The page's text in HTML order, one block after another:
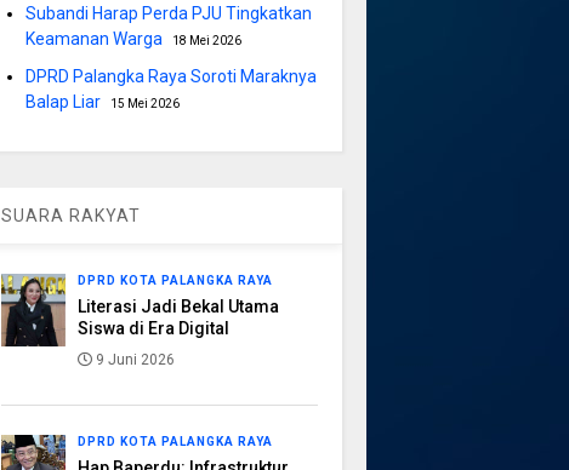
Subandi Harap Perda PJU Tingkatkan
Keamanan Warga
18 Mei 2026
DPRD Palangka Raya Soroti Maraknya
Balap Liar
15 Mei 2026
SUARA RAKYAT
DPRD KOTA PALANGKA RAYA
Literasi Jadi Bekal Utama
Siswa di Era Digital
9 Juni 2026
DPRD KOTA PALANGKA RAYA